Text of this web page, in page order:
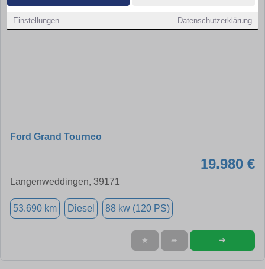
Einstellungen Datenschutzerklärung
Ford Grand Tourneo
19.980 €
Langenweddingen, 39171
53.690 km Diesel 88 kw (120 PS)
★ ➦ ➜